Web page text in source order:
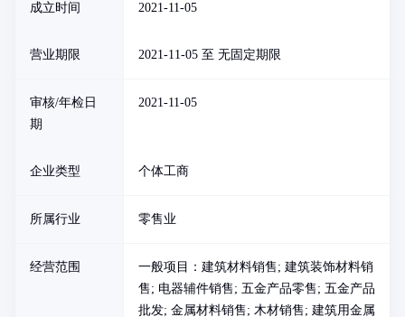
成立时间 2021-11-05
营业期限 2021-11-05 至 无固定期限
审核/年检日
期
2021-11-05
企业类型 个体工商
所属行业 零售业
经营范围
一般项目：建筑材料销售; 建筑装饰材料销
售; 电器辅件销售; 五金产品零售; 五金产品
批发; 金属材料销售; 木材销售; 建筑用金属